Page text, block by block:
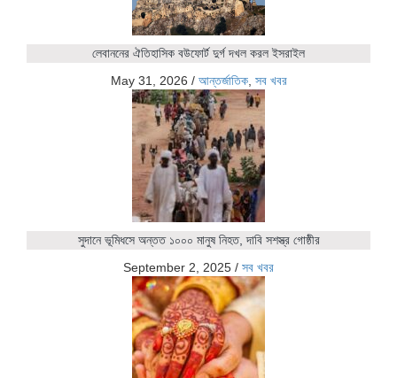
লেবাননের ঐতিহাসিক বউফোর্ট দুর্গ দখল করল ইসরাইল
May 31, 2026 / আন্তর্জাতিক, সব খবর
সুদানে ভূমিধসে অন্তত ১০০০ মানুষ নিহত, দাবি সশস্ত্র গোষ্ঠীর
September 2, 2025 / সব খবর